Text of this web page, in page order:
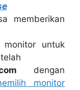
memberikan
monitor untuk
dengan
monitor